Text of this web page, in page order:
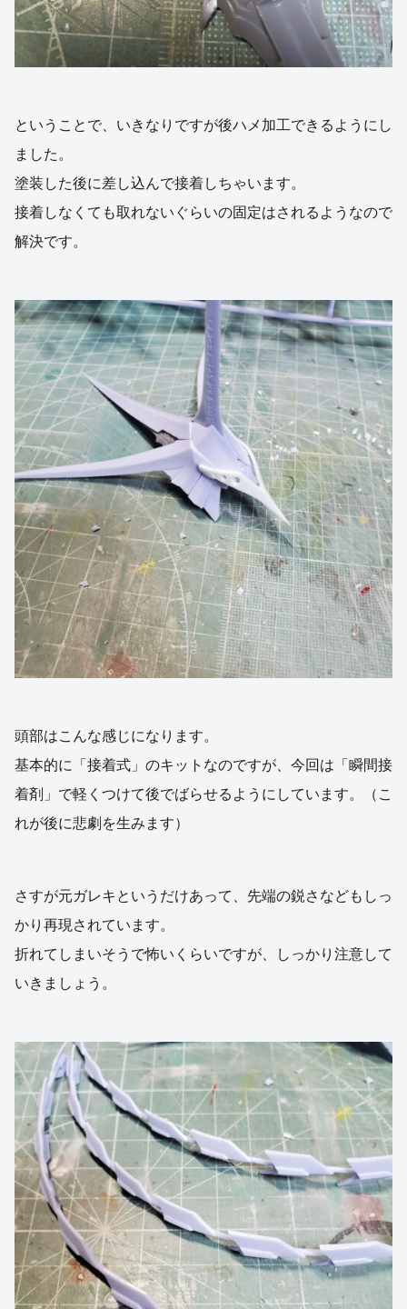
ということで、いきなりですが後ハメ加工できるようにし
ました。
塗装した後に差し込んで接着しちゃいます。
接着しなくても取れないぐらいの固定はされるようなので
解決です。
頭部はこんな感じになります。
基本的に「接着式」のキットなのですが、今回は「瞬間接
着剤」で軽くつけて後でばらせるようにしています。（こ
れが後に悲劇を生みます）
さすが元ガレキというだけあって、先端の鋭さなどもしっ
かり再現されています。
折れてしまいそうで怖いくらいですが、しっかり注意して
いきましょう。